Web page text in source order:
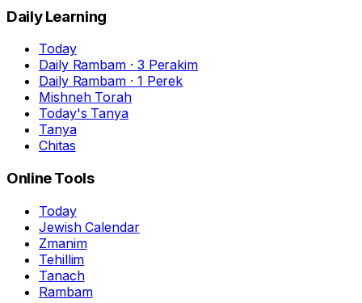
Daily Learning
Today
Daily Rambam · 3 Perakim
Daily Rambam · 1 Perek
Mishneh Torah
Today's Tanya
Tanya
Chitas
Online Tools
Today
Jewish Calendar
Zmanim
Tehillim
Tanach
Rambam